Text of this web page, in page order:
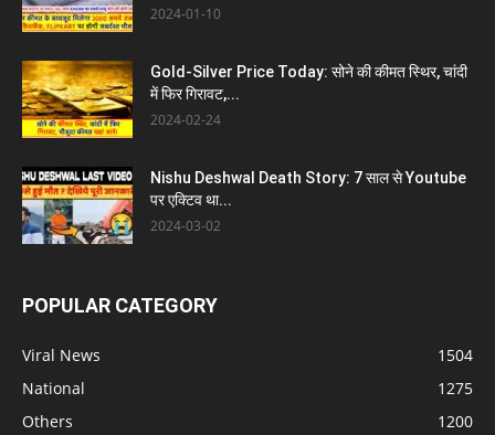
2024-01-10
Gold-Silver Price Today: सोने की कीमत स्थिर, चांदी
में फिर गिरावट,...
2024-02-24
Nishu Deshwal Death Story: 7 साल से Youtube
पर एक्टिव था...
2024-03-02
POPULAR CATEGORY
Viral News
1504
National
1275
Others
1200